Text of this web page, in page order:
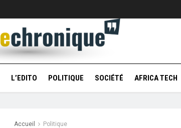
L’EDITO POLITIQUE SOCIÉTÉ AFRICA TECH
Accueil Politique